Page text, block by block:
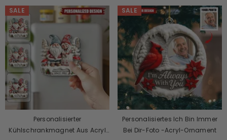
SALE
Personalisierter
Kühlschrankmagnet Aus Acryl
SALE
Personalisiertes Ich Bin Immer
Bei Dir-Foto -Acryl-Ornament